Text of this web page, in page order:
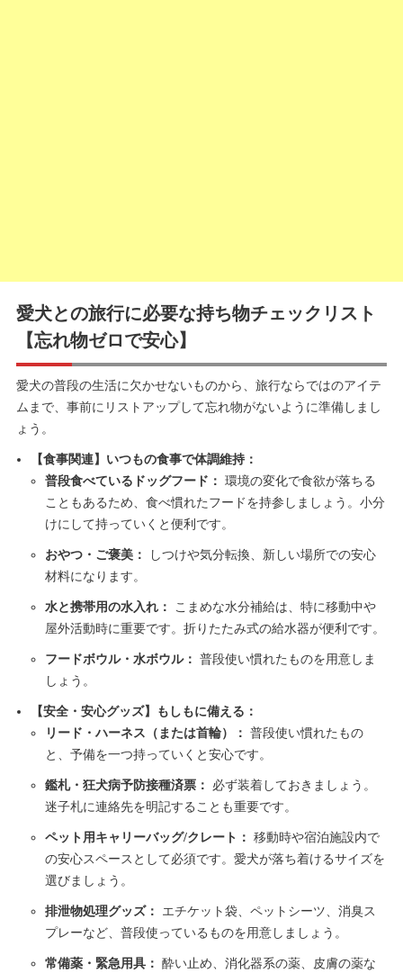
愛犬との旅行に必要な持ち物チェックリスト
【忘れ物ゼロで安心】
愛犬の普段の生活に欠かせないものから、旅行ならではのアイテ
ムまで、事前にリストアップして忘れ物がないように準備しまし
ょう。
【食事関連】いつもの食事で体調維持：
普段食べているドッグフード： 環境の変化で食欲が落ちる
こともあるため、食べ慣れたフードを持参しましょう。小分
けにして持っていくと便利です。
おやつ・ご褒美：
しつけや気分転換、新しい場所での安心
材料になります。
水と携帯用の水入れ：
こまめな水分補給は、特に移動中や
屋外活動時に重要です。折りたたみ式の給水器が便利です。
フードボウル・水ボウル： 普段使い慣れたものを用意しま
しょう。
【安全・安心グッズ】もしもに備える：
リード・ハーネス（または首輪）： 普段使い慣れたもの
と、予備を一つ持っていくと安心です。
鑑札・狂犬病予防接種済票：
必ず装着しておきましょう。
迷子札に連絡先を明記することも重要です。
ペット用キャリーバッグ/クレート： 移動時や宿泊施設内で
の安心スペースとして必須です。愛犬が落ち着けるサイズを
選びましょう。
排泄物処理グッズ：
エチケット袋、ペットシーツ、消臭ス
プレーなど、普段使っているものを用意しましょう。
常備薬・緊急用具： 酔い止め、消化器系の薬、皮膚の薬な